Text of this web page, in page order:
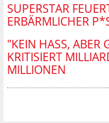
SUPERSTAR
ERBÄRMLICHER
"KEIN HASS, ABER
KRITISIERT
MILLIONEN